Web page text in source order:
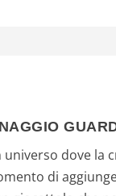
dove
di